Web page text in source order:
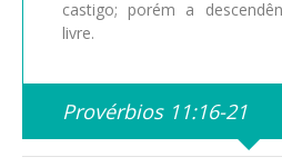
castigo; porém a
livre.
Provérbios 11:16-21